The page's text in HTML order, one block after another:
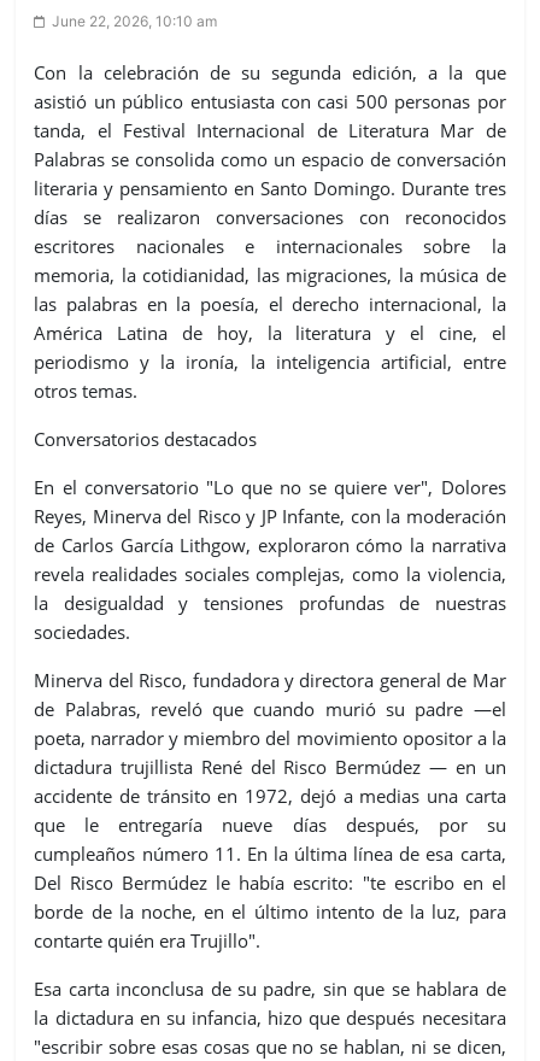
June 22, 2026, 10:10 am
Con la celebración de su segunda edición, a la que
asistió un público entusiasta con casi 500 personas por
tanda, el Festival Internacional de Literatura Mar de
Palabras se consolida como un espacio de conversación
literaria y pensamiento en Santo Domingo. Durante tres
días se realizaron conversaciones con reconocidos
escritores nacionales e internacionales sobre la
memoria, la cotidianidad, las migraciones, la música de
las palabras en la poesía, el derecho internacional, la
América Latina de hoy, la literatura y el cine, el
periodismo y la ironía, la inteligencia artificial, entre
otros temas.
Conversatorios destacados
En el conversatorio "Lo que no se quiere ver", Dolores
Reyes, Minerva del Risco y JP Infante, con la moderación
de Carlos García Lithgow, exploraron cómo la narrativa
revela realidades sociales complejas, como la violencia,
la desigualdad y tensiones profundas de nuestras
sociedades.
Minerva del Risco, fundadora y directora general de Mar
de Palabras, reveló que cuando murió su padre —el
poeta, narrador y miembro del movimiento opositor a la
dictadura trujillista René del Risco Bermúdez — en un
accidente de tránsito en 1972, dejó a medias una carta
que le entregaría nueve días después, por su
cumpleaños número 11. En la última línea de esa carta,
Del Risco Bermúdez le había escrito: "te escribo en el
borde de la noche, en el último intento de la luz, para
contarte quién era Trujillo".
Esa carta inconclusa de su padre, sin que se hablara de
la dictadura en su infancia, hizo que después necesitara
"escribir sobre esas cosas que no se hablan, ni se dicen,